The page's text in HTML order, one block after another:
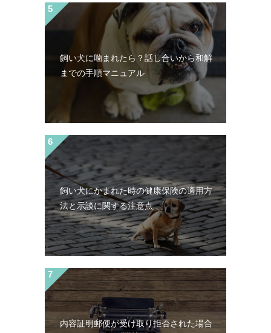
飼い犬に噛まれたら？話し合いから和解
までの手順マニュアル
飼い犬にかまれた時の健康保険の適用方
法と示談に関する注意点
内容証明郵便が受け取り拒否された場合